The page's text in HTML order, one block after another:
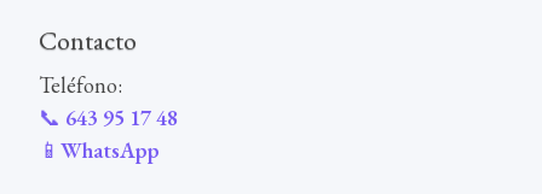
Contacto
Teléfono:
📞 643 95 17 48
📱 WhatsApp